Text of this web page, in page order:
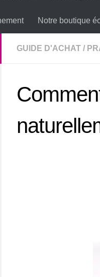
Notre boutique
GUIDE D'ACHAT /